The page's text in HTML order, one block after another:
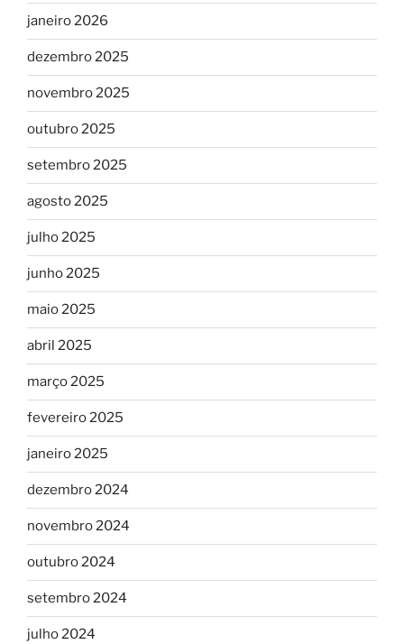
janeiro 2026
dezembro 2025
novembro 2025
outubro 2025
setembro 2025
agosto 2025
julho 2025
junho 2025
maio 2025
abril 2025
março 2025
fevereiro 2025
janeiro 2025
dezembro 2024
novembro 2024
outubro 2024
setembro 2024
julho 2024